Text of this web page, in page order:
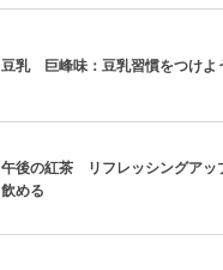
豆乳 巨峰味：豆乳習慣をつけよ
午後の紅茶 リフレッシングア
飲める